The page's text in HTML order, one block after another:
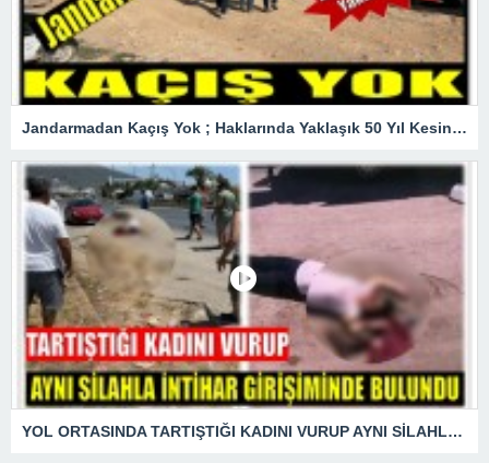
Jandarmadan Kaçış Yok ; Haklarında Yaklaşık 50 Yıl Kesinleşmiş Hapis Cezası Bulunan Şüpheliler Yakalandı
YOL ORTASINDA TARTIŞTIĞI KADINI VURUP AYNI SİLAHLA İNTİHAR GİRİŞİMİNDE BULUNDU